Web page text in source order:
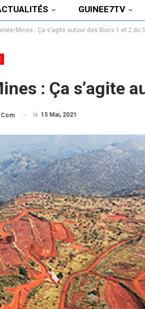
GUINEE7TV
Mines : Ça s’agite autour des blocs 1 et 2 du
: Ça s’agite
le 15 Mai, 2021